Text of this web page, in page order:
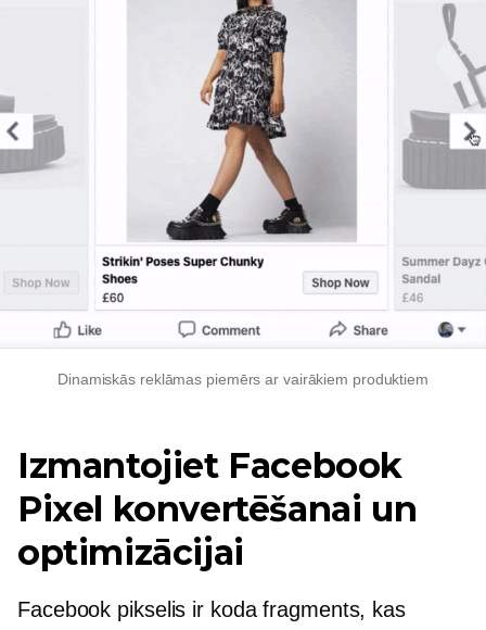
Dinamiskās reklāmas piemērs ar vairākiem produktiem
Izmantojiet Facebook
Pixel konvertēšanai un
optimizācijai
Facebook pikselis ir koda fragments, kas